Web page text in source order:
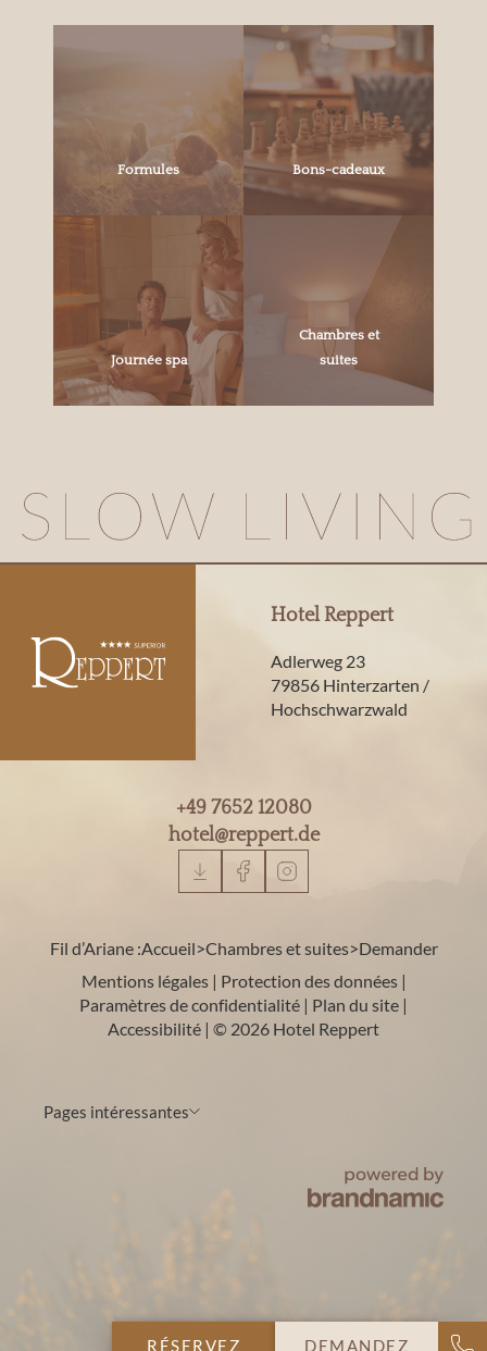
Formules Bons-cadeaux
Journée spa
Chambres et
suites
Hotel Reppert
Adlerweg 23
79856 Hinterzarten /
Hochschwarzwald
+49 7652 12080
hotel@reppert.de
Fil d’Ariane :Accueil>Chambres et suites>Demander
Mentions légales | Protection des données |
Paramètres de confidentialité | Plan du site |
Accessibilité | © 2026 Hotel Reppert
Pages intéressantes
RÉSERVEZ DEMANDEZ